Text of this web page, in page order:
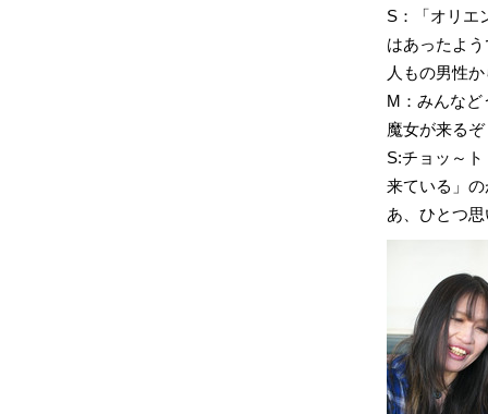
S：「オリエ
はあったよ
人もの男性
M：みんなど
魔女が来る
S:チョッ～
来ている」
あ、ひとつ